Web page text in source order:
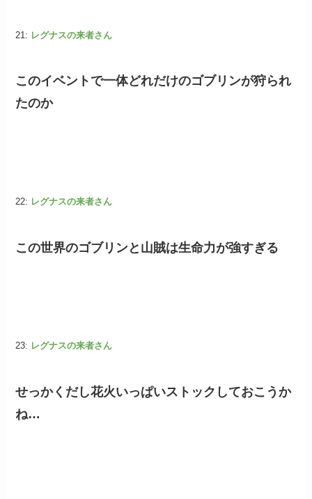
21: レグナスの来者さん
このイベントで一体どれだけのゴブリンが狩られ
たのか
22: レグナスの来者さん
この世界のゴブリンと山賊は生命力が強すぎる
23: レグナスの来者さん
せっかくだし花火いっぱいストックしておこうか
ね…